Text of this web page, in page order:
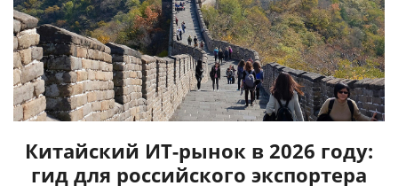
Китайский ИТ-рынок в 2026 году:
гид для российского экспортера